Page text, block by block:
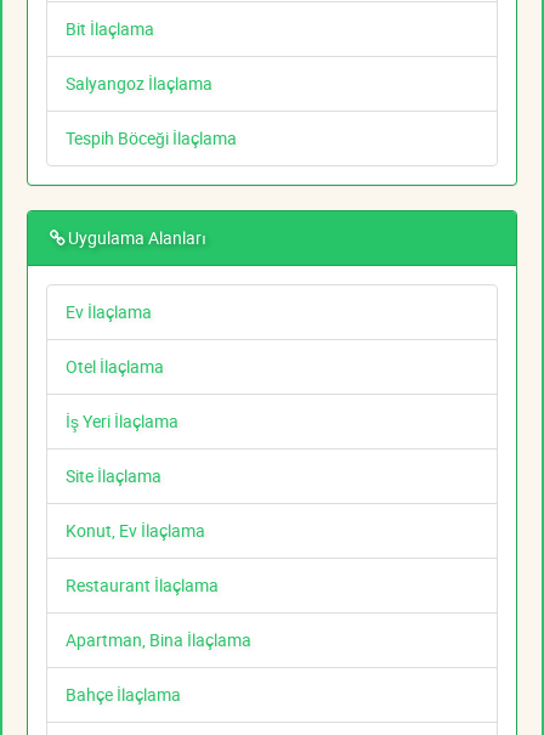
Bit İlaçlama
Salyangoz İlaçlama
Tespih Böceği İlaçlama
Uygulama Alanları
Ev İlaçlama
Otel İlaçlama
İş Yeri İlaçlama
Site İlaçlama
Konut, Ev İlaçlama
Restaurant İlaçlama
Apartman, Bina İlaçlama
Bahçe İlaçlama